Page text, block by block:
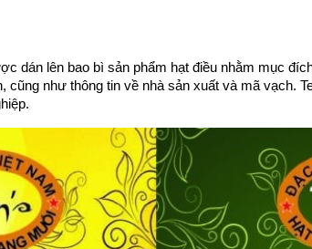
dán lên bao bì sản phẩm hạt điều nhằm mục
như thông tin về nhà sản xuất và mã vạch.